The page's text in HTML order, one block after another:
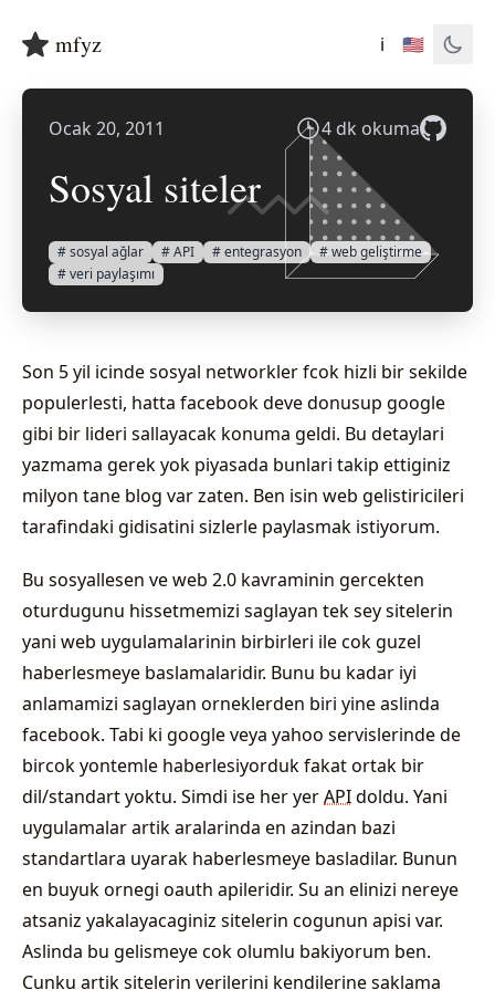
mfyz ℹ️ 🇺🇸
Ocak 20, 2011 4 dk okuma
Sosyal siteler
# sosyal ağlar # API # entegrasyon
# web geliştirme
# veri paylaşımı
Son 5 yil icinde sosyal networkler fcok hizli bir sekilde
populerlesti, hatta facebook deve donusup google
gibi bir lideri sallayacak konuma geldi. Bu detaylari
yazmama gerek yok piyasada bunlari takip ettiginiz
milyon tane blog var zaten. Ben isin web gelistiricileri
tarafindaki gidisatini sizlerle paylasmak istiyorum.
Bu sosyallesen ve web 2.0 kavraminin gercekten
oturdugunu hissetmemizi saglayan tek sey sitelerin
yani web uygulamalarinin birbirleri ile cok guzel
haberlesmeye baslamalaridir. Bunu bu kadar iyi
anlamamizi saglayan orneklerden biri yine aslinda
facebook. Tabi ki google veya yahoo servislerinde de
bircok yontemle haberlesiyorduk fakat ortak bir
dil/standart yoktu. Simdi ise her yerAPIdoldu. Yani
uygulamalar artik aralarinda en azindan bazi
standartlara uyarak haberlesmeye basladilar. Bunun
en buyuk ornegi oauth apileridir. Su an elinizi nereye
atsaniz yakalayacaginiz sitelerin cogunun apisi var.
Aslinda bu gelismeye cok olumlu bakiyorum ben.
Cunku artik sitelerin verilerini kendilerine saklama